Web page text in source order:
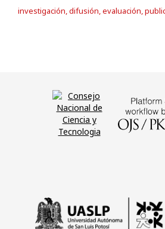
investigación, difusión, evaluación,